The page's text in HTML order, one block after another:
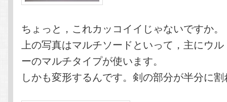
ちょっと，これカッコイイじゃないですか。
上の写真はマルチソードといって，主にウ
ーのマルチタイプが使います。
しかも変形するんです。剣の部分が半分に